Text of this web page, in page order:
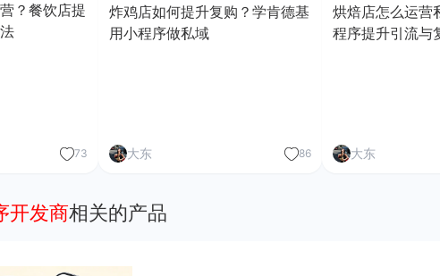
？餐饮店提
73
炸鸡店如何提升复购？学肯德基
用小程序做私域
大东 86
烘焙店怎么运营
程序提升引流与
大东
开发商相关的产品